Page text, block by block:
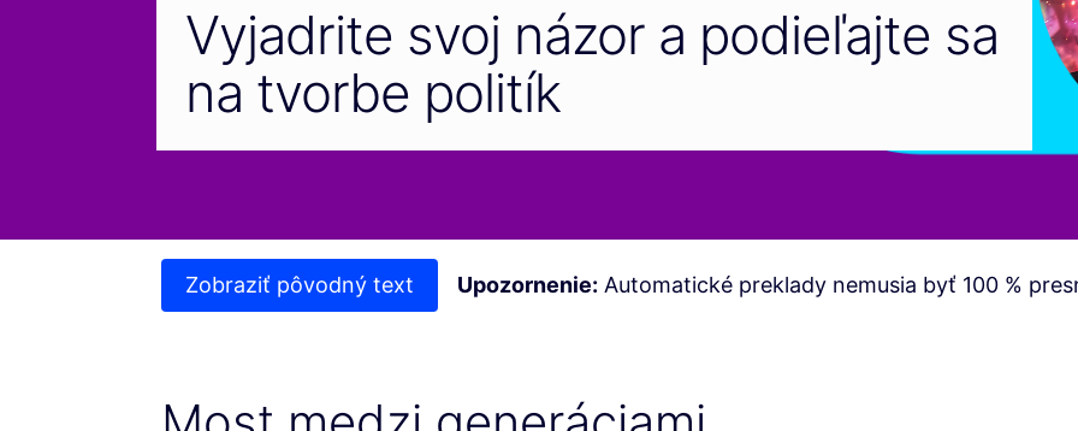
Vyjadrite svoj názor a podieľajte sa
na tvorbe politík
Zobraziť pôvodný text Upozornenie: Automatické preklady nemusia byť 100 %